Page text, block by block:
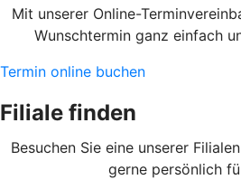
Mit unserer Online-
Wunschtermin ganz einfach
Termin online buchen
Filiale finden
Besuchen Sie eine unserer
gerne persönlich